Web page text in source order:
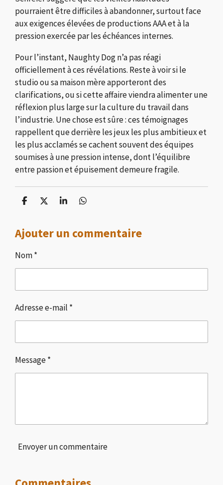
pourraient être difficiles à abandonner, surtout face
aux exigences élevées de productions AAA et à la
pression exercée par les échéances internes.
Pour l’instant, Naughty Dog n’a pas réagi
officiellement à ces révélations. Reste à voir si le
studio ou sa maison mère apporteront des
clarifications, ou si cette affaire viendra alimenter une
réflexion plus large sur la culture du travail dans
l’industrie. Une chose est sûre : ces témoignages
rappellent que derrière les jeux les plus ambitieux et
les plus acclamés se cachent souvent des équipes
soumises à une pression intense, dont l’équilibre
entre passion et épuisement demeure fragile.
P
t
a
e
r
P
t
a
r
P
t
a
r
P
t
a
r
Ajouter un commentaire
Nom *
Adresse e-mail *
Message *
Envoyer un commentaire